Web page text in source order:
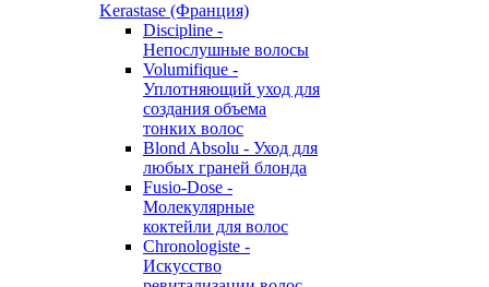
Kerastase (Франция)
Discipline -
Непослушные волосы
Volumifique -
Уплотняющий уход для
создания объема
тонких волос
Blond Absolu - Уход для
любых граней блонда
Fusio-Dose -
Молекулярные
коктейли для волос
Chronologiste -
Искусство